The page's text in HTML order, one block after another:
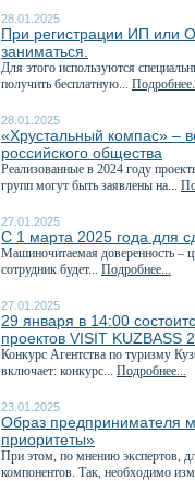
28.01.2025
При регистрации ИП или
заниматься.
Для этого используются
получить бесплатную...
28.01.2025
«Хрустальный компас» –
российского общества
Реализованные в 2024 году
групп могут быть заявлены на...
27.01.2025
С 1 марта 2025 года для
Машиночитаемая доверенность –
сотрудник будет... Подробнее...
27.01.2025
29 января в 14:00
проектов VISIT KUZBASS
Конкурс Агентства по туризму
включает: конкурс... Подробнее...
23.01.2025
Образ предпринимателя
приоритеты»
При этом, по мнению экспертов,
компонентов. Так, необходимо